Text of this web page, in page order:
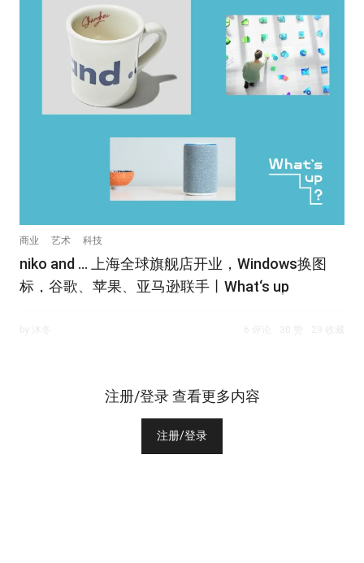
商业 艺术 科技
niko and ... 上海全球旗舰店开业，Windows换图
标，谷歌、苹果、亚马逊联手丨What‘s up
注册/登录 查看更多内容
注册/登录